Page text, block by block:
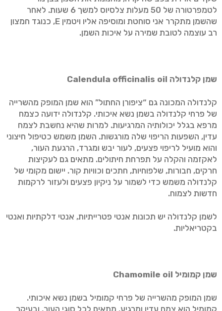
לטמפרטורה של 50 מעלות צלסיוס למשך 6 שעות. לאחר
שהשמן מתקרר אני סוחטת ומוסיפה אליו ויטמין E, כנוגד חמצון
רב עוצמה לטובת שמירה על איכות השמן.
שמן קלנדולה Calendula officinalis oil
קלנדולה המכונה גם “ציפורן החתול” הוא שמן המופק מהשרייה
של פרחי קלנדולה בשמן נשא איכותי. קלנדולה ידועה כצמח
מרפא בגלל יכולותיה המרגיעות. למרות שהיא נחשבת לצמח
עדין, השפעות הריפוי שלה מורגשות. השמן משמש כטיפול חיצוני
והוא מועיל לריפוי פצעים, לעור יבש ומגרד, הרגעת העור,
לאקזמה והקלה על תפרחת חיתולים. מתאים גם לעקיצות
חרקים, חבורות, שלפוחיות, חתכים וכוויות קור. יישום מקומי של
קלנדולה משמש כדי לשמור על ניקיון פצעים ולעזור לרקמות
חדשות לצמוח.
לשמן קלנדולה יש תכונות אנטי פטרייתיות, אנטי דלקתיות ואנטי
בקטריאליות.
שמן קמומיל Chamomile oil
שמן המופק מהשרייה של פרחי קמומיל בשמן נשא איכותי.
קמומיל הוא צמח עדין ומרגיע. מתאים לכל סוגי העור, ובעיקר